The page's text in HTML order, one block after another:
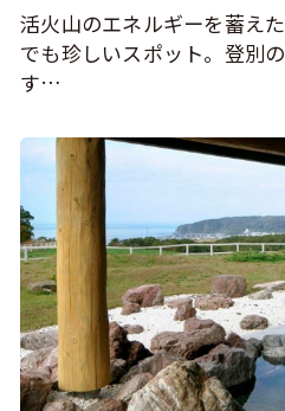
活火山のエネルギーを蓄え
でも珍しいスポット。登別
す…